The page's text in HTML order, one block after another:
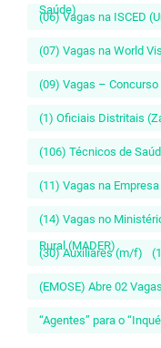
Saúde)
(06) Vagas na ISCED
(07) Vagas na World
(09) Vagas – Concurso
(1) Oficiais Distritais
(106) Técnicos de
(11) Vagas na
(14) Vagas no
Rural (MADER)
(30) Auxiliares (m/f)
(EMOSE) Abre 02
“Agentes” para o